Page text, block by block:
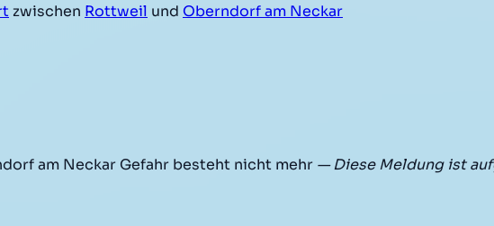
zwischen Rottweil und Oberndorf am Neckar
am Neckar Gefahr besteht nicht mehr — Diese Meldung ist